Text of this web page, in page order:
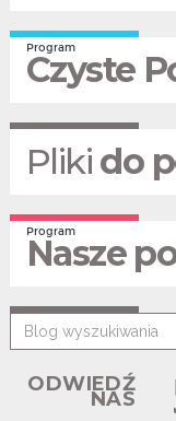
Program
Czyste
Pliki do
Program
Nasze
ODWIEDŹ
NAS